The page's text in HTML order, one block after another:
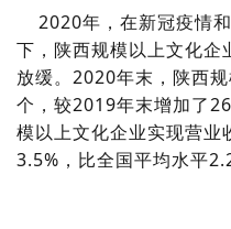
2020年，在新冠疫情
下，陕西规模以上文化企
放缓。2020年末，陕西
个，较2019年末增加了
模以上文化企业实现营
3.5%，比全国平均水平